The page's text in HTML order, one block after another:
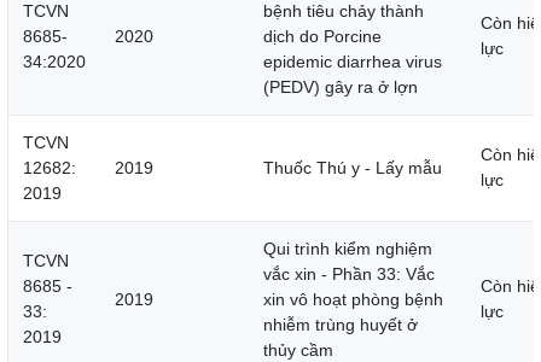
TCVN
8685-
34:2020
2020
bệnh tiêu chảy thành
dịch do Porcine
epidemic diarrhea virus
(PEDV) gây ra ở lợn
Còn
lực
TCVN
12682:
2019
2019 Thuốc Thú y - Lấy mẫu
Còn
lực
TCVN
8685 -
33:
2019
2019
Qui trình kiểm nghiệm
vắc xin - Phần 33: Vắc
xin vô hoạt phòng bệnh
nhiễm trùng huyết ở
thủy cầm
Còn
lực